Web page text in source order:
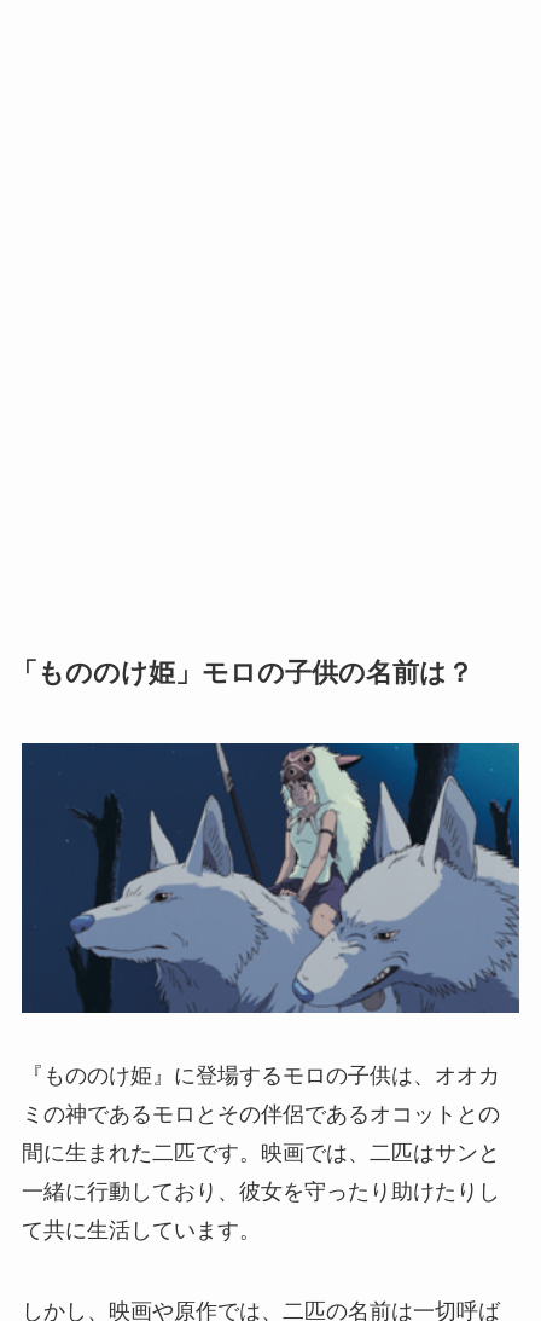
「もののけ姫」モロの子供の名前は？
『もののけ姫』に登場するモロの子供は、オオカ
ミの神であるモロとその伴侶であるオコットとの
間に生まれた二匹です。映画では、二匹はサンと
一緒に行動しており、彼女を守ったり助けたりし
て共に生活しています。
しかし、映画や原作では、二匹の名前は一切呼ば